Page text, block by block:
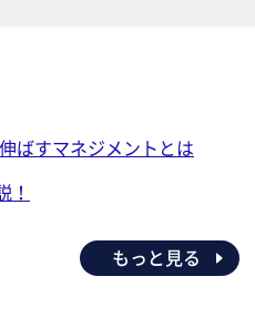
ばすマネジメントとは
！
もっと見る